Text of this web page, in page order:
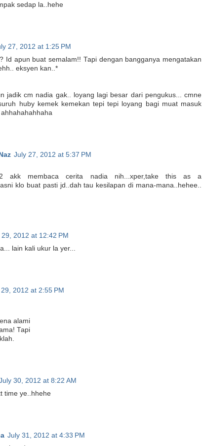
sedap la..hehe
27, 2012 at 1:25 PM
Id apun buat semalam!! Tapi dengan bangganya mengatakan
eksyen kan..*
jadik cm nadia gak.. loyang lagi besar dari pengukus... cmne
huby kemek kemekan tepi tepi loyang bagi muat masuk
July 27, 2012 at 5:37 PM
akk membaca cerita nadia nih...xper,take this as a
klo buat pasti jd..dah tau kesilapan di mana-mana..hehee..
29, 2012 at 12:42 PM
lain kali ukur la yer...
2012 at 2:55 PM
alami
Tapi
30, 2012 at 8:22 AM
time ye..hhehe
July 31, 2012 at 4:33 PM